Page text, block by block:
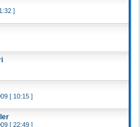
]
[ 10:15 ]
[ 22:49 ]